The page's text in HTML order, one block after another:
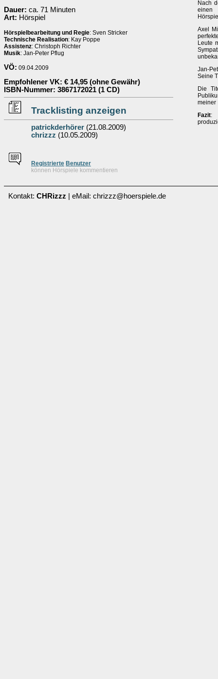
Dauer: ca. 71 Minuten
Art: Hörspiel
Hörspielbearbeitung und Regie: Sven Stricker
Technische Realisation: Kay Poppe
Assistenz: Christoph Richter
Musik: Jan-Peter Pflug
VÖ: 09.04.2009
Empfohlener VK: € 14,95 (ohne Gewähr)
ISBN-Nummer: 3867172021 (1 CD)
Tracklisting anzeigen
patrickderhörer (21.08.2009)
chrizzz (10.05.2009)
Registrierte Benutzer
können Hörspiele kommentieren
Nach
einen
Axel
Leute
Jan-
Seine
Die
meiner
Fazit:
Kontakt: CHRizzz | eMail: chrizzz@hoerspiele.de